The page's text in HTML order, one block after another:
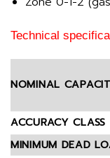
Technical
NOMINAL
ACCURACY CLASS
MINIMUM DEAD